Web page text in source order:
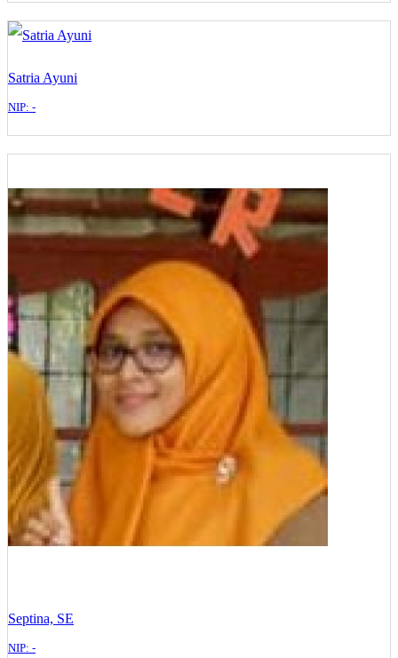
Satria Ayuni
NIP: -
Septina, SE
NIP: -